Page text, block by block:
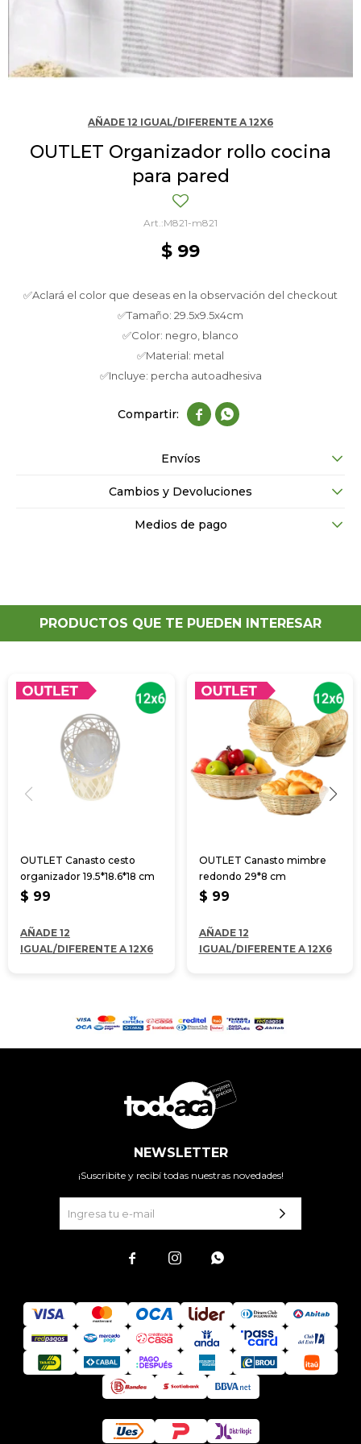
AÑADE 12 IGUAL/DIFERENTE A 12X6
OUTLET Organizador rollo cocina
para pared
M821-m821
$ 99
✅Aclará el color que deseas en la observación del checkout
✅Tamaño: 29.5x9.5x4cm
✅Color: negro, blanco
✅Material: metal
✅Incluye: percha autoadhesiva
 
Envíos
Cambios y Devoluciones
Medios de pago
PRODUCTOS QUE TE PUEDEN INTERESAR
OUTLET Canasto cesto
organizador 19.5*18.6*18 cm
$ 99
AÑADE 12
IGUAL/DIFERENTE A 12X6
OUTLET Canasto mimbre
redondo 29*8 cm
$ 99
AÑADE 12
IGUAL/DIFERENTE A 12X6
NEWSLETTER
¡Suscribite y recibí todas nuestras novedades!
  